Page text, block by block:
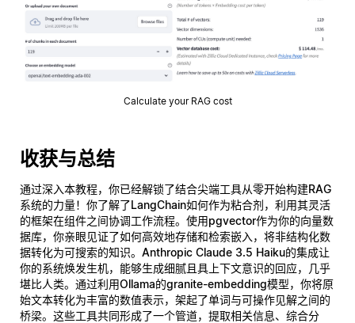
Calculate your RAG cost
收获与总结
通过深入本教程，你已经解锁了结合尖端工具从零开始构建RAG
系统的力量！你了解了LangChain如何作为粘合剂，利用其灵活
的框架在组件之间协调工作流程。使用pgvector作为你的向量数
据库，你亲眼见证了如何高效地存储和检索嵌入，将非结构化数
据转化为可搜索的知识。 Anthropic Claude 3.5 Haiku的集成让
你的系统焕发生机，能够生成细腻且具上下文意识的回应，几乎
堪比人类。通过利用Ollama的granite-embedding模型，你将原
始文本转化为丰富的数值表示，架起了单词与可操作见解之间的
桥梁。这些工具共同形成了一个管道，提取相关信息、综合分